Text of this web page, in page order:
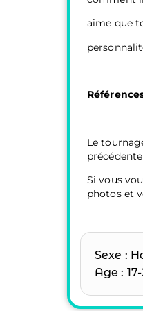
aime que
Le
Si vous
photos et
Sexe :
Age :